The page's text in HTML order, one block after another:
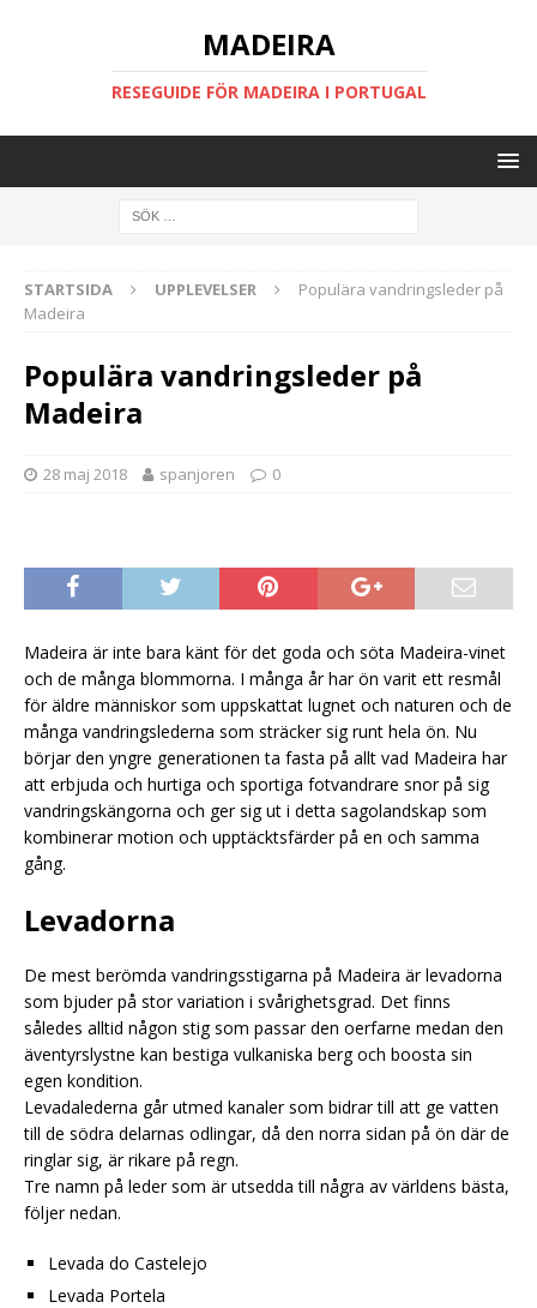
MADEIRA
RESEGUIDE FÖR MADEIRA I PORTUGAL
STARTSIDA UPPLEVELSER
Populära vandringsleder på
Madeira
Populära vandringsleder på
Madeira
28 maj 2018 spanjoren 0
Madeira är inte bara känt för det goda och söta Madeira-vinet
och de många blommorna. I många år har ön varit ett resmål
för äldre människor som uppskattat lugnet och naturen och de
många vandringslederna som sträcker sig runt hela ön. Nu
börjar den yngre generationen ta fasta på allt vad Madeira har
att erbjuda och hurtiga och sportiga fotvandrare snor på sig
vandringskängorna och ger sig ut i detta sagolandskap som
kombinerar motion och upptäcktsfärder på en och samma
gång.
Levadorna
De mest berömda vandringsstigarna på Madeira är levadorna
som bjuder på stor variation i svårighetsgrad. Det finns
således alltid någon stig som passar den oerfarne medan den
äventyrslystne kan bestiga vulkaniska berg och boosta sin
egen kondition.
Levadalederna går utmed kanaler som bidrar till att ge vatten
till de södra delarnas odlingar, då den norra sidan på ön där de
ringlar sig, är rikare på regn.
Tre namn på leder som är utsedda till några av världens bästa,
följer nedan.
Levada do Castelejo
Levada Portela